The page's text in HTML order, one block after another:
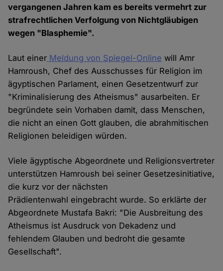
vergangenen Jahren kam es bereits vermehrt zur
strafrechtlichen Verfolgung von Nichtgläubigen
wegen "Blasphemie".
Laut einer Meldung von Spiegel-Online will Amr
Hamroush, Chef des Ausschusses für Religion im
ägyptischen Parlament, einen Gesetzentwurf zur
"Kriminalisierung des Atheismus" ausarbeiten. Er
begründete sein Vorhaben damit, dass Menschen,
die nicht an einen Gott glauben, die abrahmitischen
Religionen beleidigen würden.
Viele ägyptische Abgeordnete und Religionsvertreter
unterstützen Hamroush bei seiner Gesetzesinitiative,
die kurz vor der nächsten
Prädientenwahl eingebracht wurde. So erklärte der
Abgeordnete Mustafa Bakri: "Die Ausbreitung des
Atheismus ist Ausdruck von Dekadenz und
fehlendem Glauben und bedroht die gesamte
Gesellschaft".